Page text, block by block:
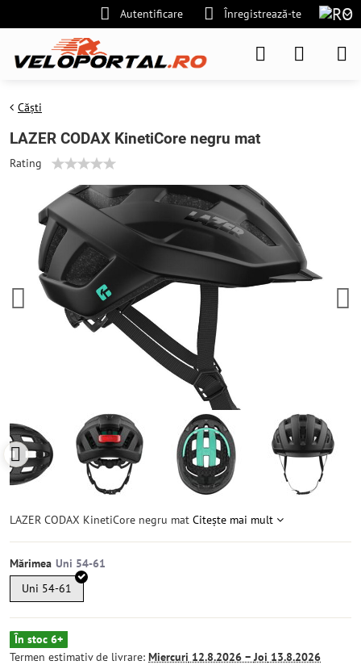
Autentificare Înregistrează-te
Căști
LAZER CODAX KinetiCore negru mat
Rating
LAZER CODAX KinetiCore negru mat Citește mai mult
Mărimea
Uni 54-61
În stoc 6+
Termen estimativ de livrare: Miercuri 12.8.2026 −Joi 13.8.2026